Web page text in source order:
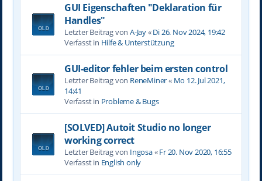
GUI Eigenschaften "Deklaration für
Handles"
Letzter Beitrag von A-Jay«Di 26. Nov 2024, 19:42
Verfasst in Hilfe & Unterstützung
GUI-editor fehler beim ersten control
Letzter Beitrag von ReneMiner« Mo 12. Jul 2021,
14:41
Verfasst in Probleme & Bugs
[SOLVED] Autoit Studio no longer
working correct
Letzter Beitrag von Ingosa«Fr 20. Nov 2020, 16:55
Verfasst in English only